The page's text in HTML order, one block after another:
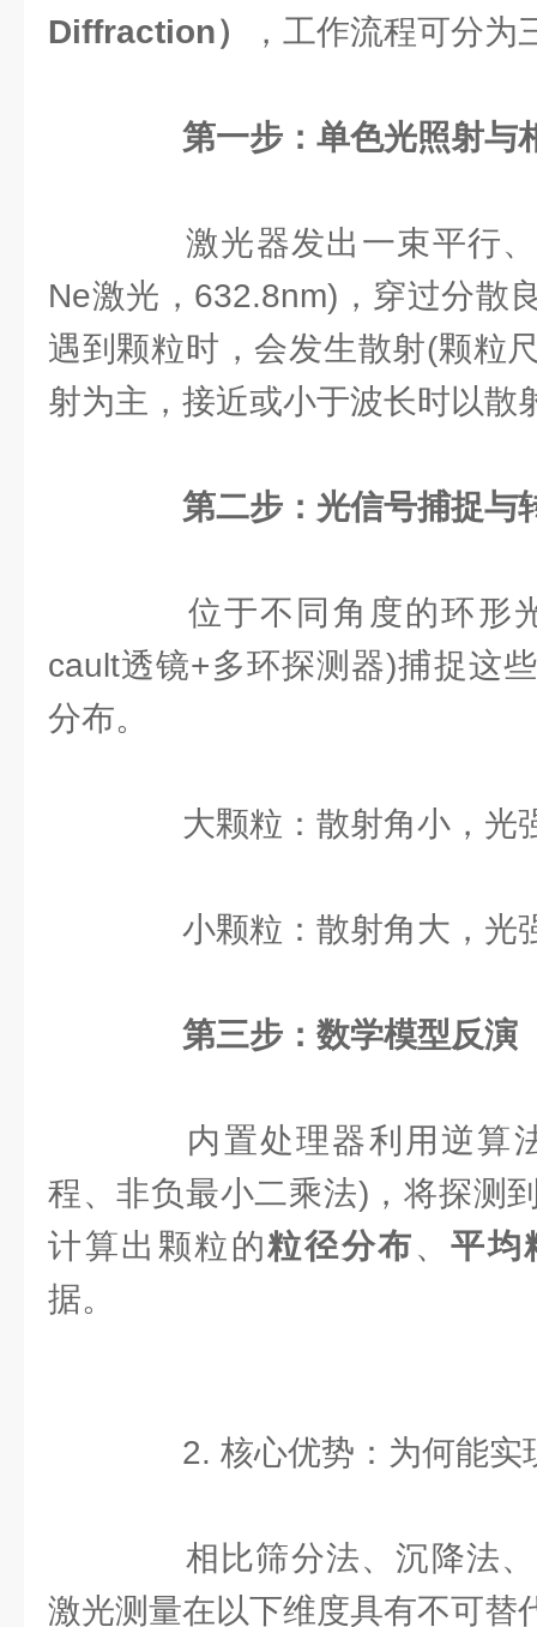
Diffraction）
，工作流程可分为
第一步：单色光照射与
激光器发出一束平行、
Ne激光，632.8nm)，穿过分散
遇到颗粒时，会发生散射(颗粒
射为主，接近或小于波长时以散
第二步：光信号捕捉与
位于不同角度的环形
cault透镜+多环探测器)捕捉这
分布。
大颗粒：散射角小，光
小颗粒：散射角大，光
第三步：数学模型反演
内置处理器利用逆算法
程、非负最小二乘法)，将探测
计算出颗粒的粒径分布、平均
据。
2. 核心优势：为何能实
相比筛分法、沉降法、
激光测量在以下维度具有不可替